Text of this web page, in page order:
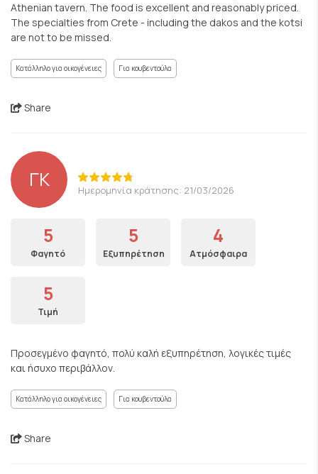
Athenian tavern. The food is excellent and reasonably priced.
The specialties from Crete - including the dakos and the kotsi
are not to be missed.
Κατάλληλο για οικογένειες Για κουβεντούλα
Share
ΓΚ Ημερομηνία κράτησης: 21/03/2026
5
Φαγητό
5
Εξυπηρέτηση
4
Ατμόσφαιρα
5
Τιμή
Προσεγμένο φαγητό, πολύ καλή εξυπηρέτηση, λογικές τιμές
και ήσυχο περιβάλλον.
Κατάλληλο για οικογένειες Για κουβεντούλα
Share